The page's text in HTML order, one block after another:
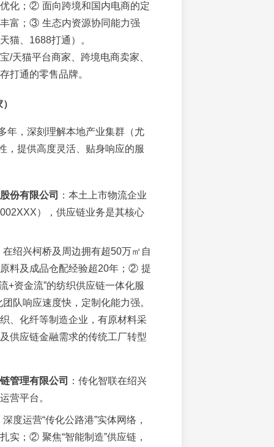
化；② 面向跨境和国内电商的定
富；③ 生态内资源协同能力强
猫、1688打通）。
/天猫平台商家、跨境电商卖家、
打通的零售品牌。
年，深刻理解本地产业集群（尤
，提供高度灵活、贴身响应的服
份有限公司
：本土上市物流企业
），供应链业务是其核心
绍兴柯桥及周边拥有超50万㎡自
料及成品仓配经验超20年；② 提
+资金流”的纺织供应链一体化服
队响应速度快，定制化能力强。
、化纤等制造企业，有原材料采
供应链金融需求的传统工厂转型
管理有限公司
：传化智联在绍兴
营平台。
度运营“传化公路港”实体网络，
实；② 聚焦“智能制造”供应链，